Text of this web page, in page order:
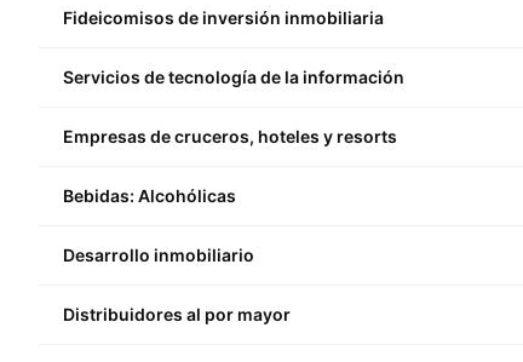
Fideicomisos de inversión inmobiliaria
Servicios de tecnología de la información
Empresas de cruceros, hoteles y resorts
Bebidas: Alcohólicas
Desarrollo inmobiliario
Distribuidores al por mayor